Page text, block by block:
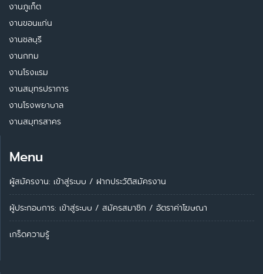
งานภูเก็ต
งานขอนแก่น
งานชลบุรี
งานกทม
งานโรงแรม
งานสมุทรปราการ
งานโรงพยาบาล
งานสมุทรสาคร
Menu
ผู้สมัครงาน: เข้าสู่ระบบ / ฝากประวัติสมัครงาน
ผู้ประกอบการ: เข้าสู่ระบบ / สมัครสมาชิก / อัตราค่าโฆษณา
เกร็ดความรู้